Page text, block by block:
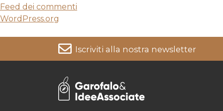
Feed dei commenti
WordPress.org
Iscriviti alla nostra newsletter